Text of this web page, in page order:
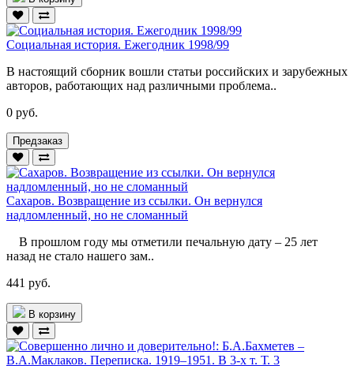
Социальная история. Ежегодник 1998/99
В настоящий сборник вошли статьи российских и зарубежных
авторов, работающих над различными проблема..
0 руб.
Предзаказ
Сахаров. Возвращение из ссылки. Он вернулся
надломленный, но не сломанный
В прошлом году мы отметили печальную дату – 25 лет
назад не стало нашего зам..
441 руб.
В корзину